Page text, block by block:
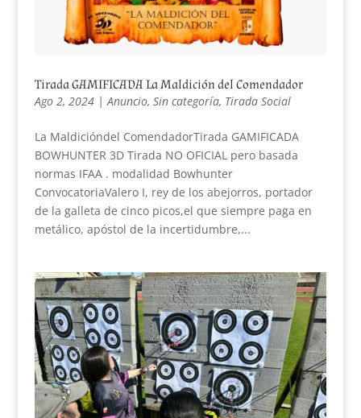
Tirada GAMIFICADA La Maldición del Comendador
Ago 2, 2024|Anuncio, Sin categoría, Tirada Social
La Maldicióndel ComendadorTirada GAMIFICADA
BOWHUNTER 3D Tirada NO OFICIAL pero basada
normas IFAA . modalidad Bowhunter
ConvocatoriaValero I, rey de los abejorros, portador
de la galleta de cinco picos,el que siempre paga en
metálico, apóstol de la incertidumbre,...